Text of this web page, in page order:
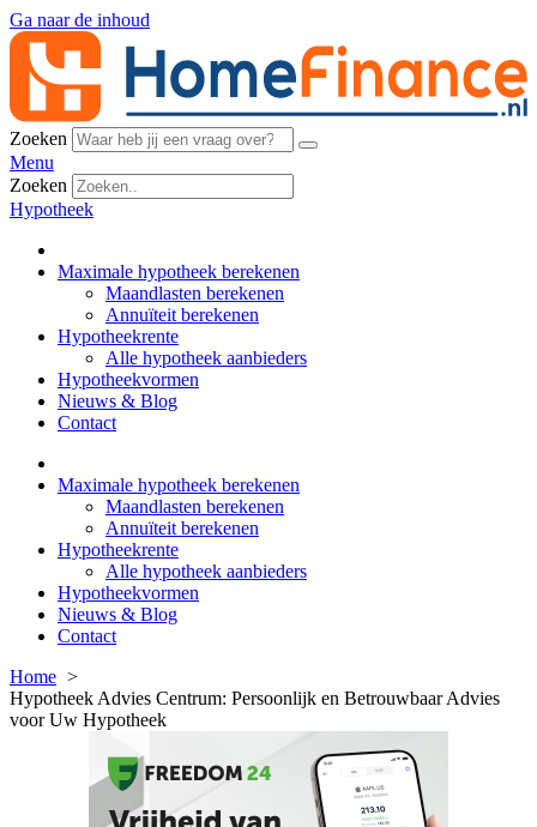
Ga naar de inhoud
Zoeken
Menu
Zoeken
Hypotheek
Maximale hypotheek berekenen
Maandlasten berekenen
Annuïteit berekenen
Hypotheekrente
Alle hypotheek aanbieders
Hypotheekvormen
Nieuws & Blog
Contact
Maximale hypotheek berekenen
Maandlasten berekenen
Annuïteit berekenen
Hypotheekrente
Alle hypotheek aanbieders
Hypotheekvormen
Nieuws & Blog
Contact
Home
Hypotheek Advies Centrum: Persoonlijk en Betrouwbaar Advies
voor Uw Hypotheek